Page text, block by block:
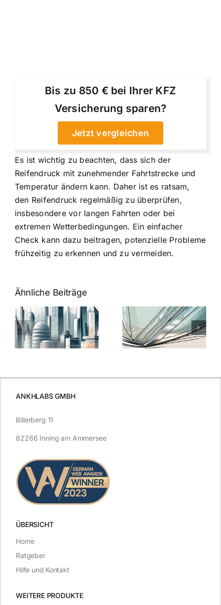
Bis zu 850 € bei Ihrer KFZ
Versicherung sparen?
Jetzt vergleichen
Es ist wichtig zu beachten, dass sich der
Reifendruck mit zunehmender Fahrtstrecke und
Temperatur ändern kann. Daher ist es ratsam,
den Reifendruck regelmäßig zu überprüfen,
insbesondere vor langen Fahrten oder bei
extremen Wetterbedingungen. Ein einfacher
Check kann dazu beitragen, potenzielle Probleme
frühzeitig zu erkennen und zu vermeiden.
Ähnliche Beiträge
5 Gründe,
warum
Nanoversiegelung
auf Glas
7
Expertentipps
für maximale
ANKHLABS GMBH
ÜBERSICHT
WEITERE PRODUKTE
Billerberg 11
82266 Inning am Ammersee
Home
Ratgeber
Hilfe und Kontakt